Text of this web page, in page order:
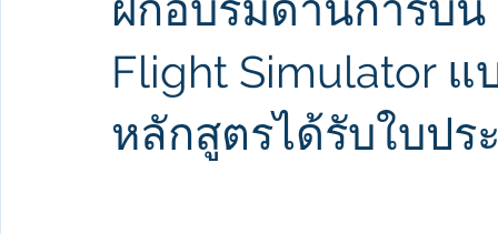
Flight Simulator
หลักสูตรได้รับใบปร